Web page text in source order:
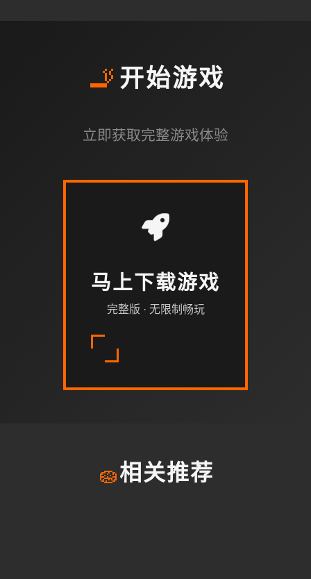
🚬 开始游戏
立即获取完整游戏体验
马上下载游戏
完整版 · 无限制畅玩
🧽相关推荐